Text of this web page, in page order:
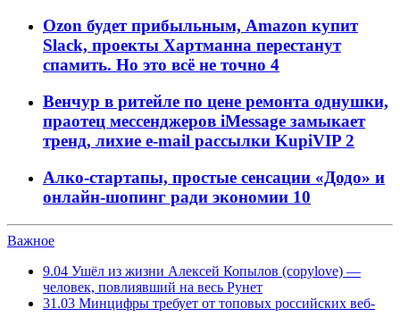
Ozon будет прибыльным, Amazon купит
Slack, проекты Хартманна перестанут
спамить. Но это всё не точно 4
Венчур в ритейле по цене ремонта однушки,
праотец мессенджеров iMessage замыкает
тренд, лихие e-mail рассылки KupiVIP 2
Алко-стартапы, простые сенсации «Додо» и
онлайн-шопинг ради экономии 10
Важное
9.04 Ушёл из жизни Алексей Копылов (copylove) —
человек, повлиявший на весь Рунет
31.03 Минцифры требует от топовых российских веб-